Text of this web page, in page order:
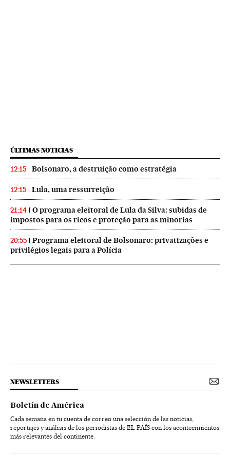
ÚLTIMAS NOTICIAS
12:15 Bolsonaro, a destruição como estratégia
12:15 Lula, uma ressurreição
21:14
O programa eleitoral de Lula da Silva: subidas de
impostos para os ricos e proteção para as minorias
20:55
Programa eleitoral de Bolsonaro: privatizações e
privilégios legais para a Polícia
NEWSLETTERS
Boletín de América
Cada semana en tu cuenta de correo una selección de las noticias,
reportajes y análisis de los periodistas de EL PAÍS con los acontecimientos
más relevantes del continente.